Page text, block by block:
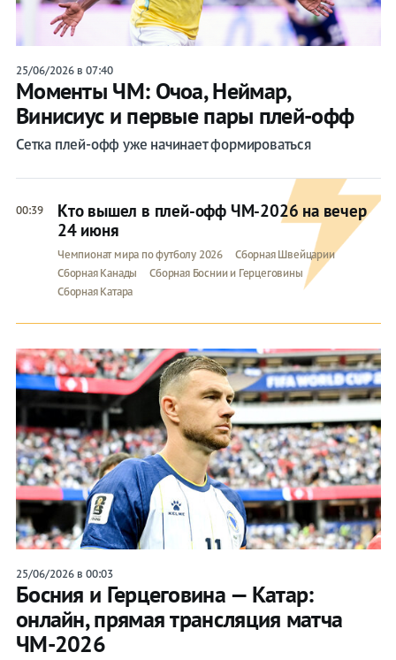
25/06/2026 в 07:40
Моменты ЧМ: Очоа, Неймар,
Винисиус и первые пары плей-офф
Сетка плей-офф уже начинает формироваться
00:39
Кто вышел в плей-офф ЧМ-2026 на вечер
24 июня
Чемпионат мира по футболу 2026
Сборная Швейцарии
Сборная Канады
Сборная Боснии и Герцеговины
Сборная Катара
25/06/2026 в 00:03
Босния и Герцеговина — Катар:
онлайн, прямая трансляция матча
ЧМ-2026